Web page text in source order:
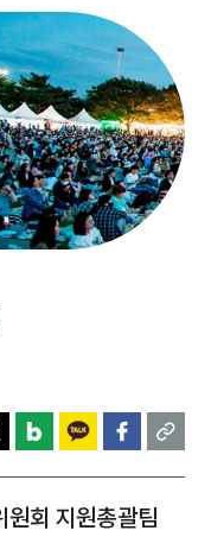
회 지원총괄팀